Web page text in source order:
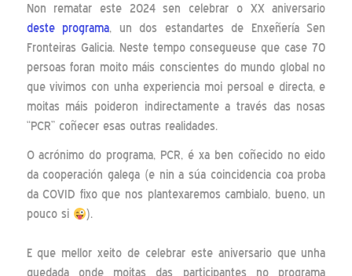
Non rematar este 2024 sen celebrar o XX aniversario
deste programa, un dos estandartes de Enxeñería Sen
Fronteiras Galicia. Neste tempo consegueuse que case 70
persoas foran moito máis conscientes do mundo global no
que vivimos con unha experiencia moi persoal e directa, e
moitas máis poideron indirectamente a través das nosas
“PCR” coñecer esas outras realidades.
O acrónimo do programa, PCR, é xa ben coñecido no eido
da cooperación galega (e nin a súa coincidencia coa proba
da COVID fixo que nos plantexaremos cambialo, bueno, un
pouco si
).
E que mellor xeito de celebrar este aniversario que unha
quedada onde moitas das participantes no programa